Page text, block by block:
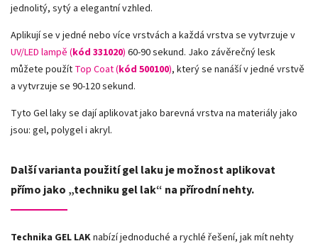
jednolitý, sytý a elegantní vzhled.
Aplikují se v jedné nebo více vrstvách a každá vrstva se vytvrzuje v
UV/LED lampě (kód 331020) 60-90 sekund. Jako závěrečný lesk
můžete použít Top Coat (kód 500100), který se nanáší v jedné vrstvě
a vytvrzuje se 90-120 sekund.
Tyto Gel laky se dají aplikovat jako barevná vrstva na materiály jako
jsou: gel, polygel i akryl.
Další varianta použití gel laku je možnost aplikovat
přímo jako „techniku gel lak“ na přírodní nehty.
Technika GEL LAKnabízí jednoduché a rychlé řešení, jak mít nehty